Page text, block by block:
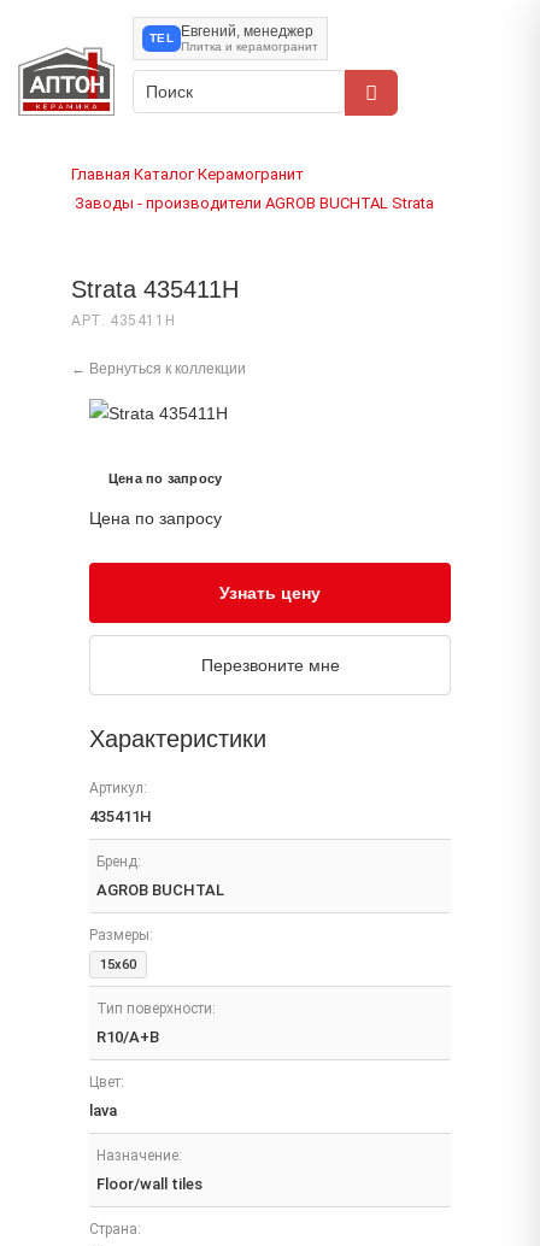
TEL Евгений, менеджер
Плитка и керамогранит
Главная›Каталог›Керамогранит
›Заводы - производители›AGROB BUCHTAL›Strata
Strata 435411H
АРТ. 435411H
← Вернуться к коллекции
Цена по запросу
Цена по запросу
Узнать цену
Перезвоните мне
Характеристики
Артикул:
435411H
Бренд:
AGROB BUCHTAL
Размеры:
15x60
Тип поверхности:
R10/A+B
Цвет:
lava
Назначение:
Floor/wall tiles
Страна: